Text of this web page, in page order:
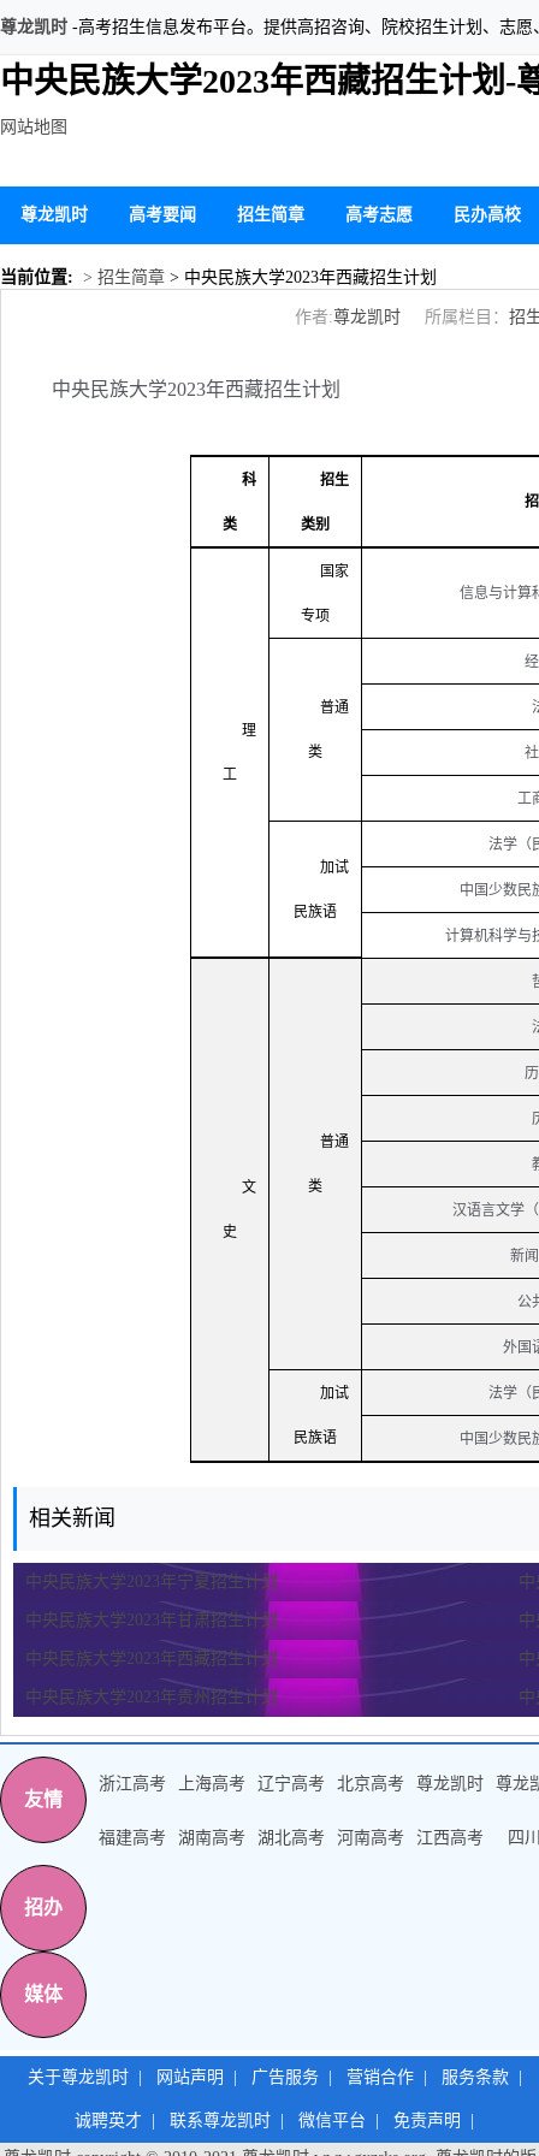
尊龙凯时 -高考招生信息发布平台。提供高招咨询、院校招生计划、志
中央民族大学2023年西藏招生计划-
尊龙凯时 高考要闻 招生简章 高考志愿 民办高校
当前位置: > 招生简章 > 中央民族大学2023年西藏招生计划
作者:尊龙凯时 所属栏目： 招
中央民族大学2023年西藏招生计划
科
类
招生
类别
理
工
国家
专项
信息与计算
普通
类
工
加试
民族语
法学（
中国少数民
计算机科学与
文
史
普通
类
汉语言文学
新
公
外国
加试
民族语
法学（
中国少数民
相关新闻
中央民族大学2023年宁夏招生计划
中央民族大学2023年甘肃招生计划
中央民族大学2023年西藏招生计划
中央民族大学2023年贵州招生计划
友情
浙江高考 上海高考 辽宁高考 北京高考 尊龙凯时 尊龙
福建高考 湖南高考 湖北高考 河南高考 江西高考 四
招办
媒体
关于尊龙凯时 网站声明 广告服务 营销合作 服务条款
诚聘英才 联系尊龙凯时 微信平台 免责声明
网站地图